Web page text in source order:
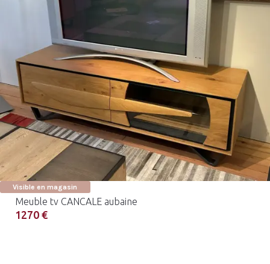
Visible en magasin
Meuble tv CANCALE aubaine
1270 €